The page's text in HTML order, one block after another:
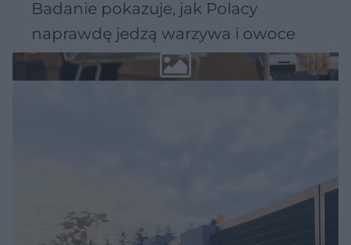
Badanie pokazuje, jak Polacy
naprawdę jedzą warzywa i owoce